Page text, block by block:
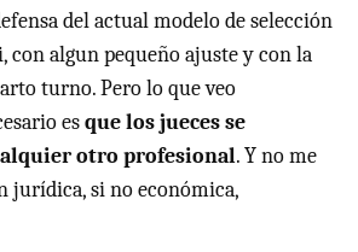
del actual modelo de selección
con algun pequeño ajuste y con la
turno. Pero lo que veo
esque los jueces se
otro profesional. Y no me
jurídica, si no económica,